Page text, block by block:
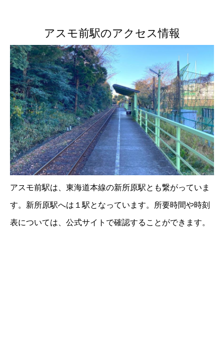
アスモ前駅のアクセス情報
アスモ前駅は、東海道本線の新所原駅とも繋がっていま
す。新所原駅へは１駅となっています。所要時間や時刻
表については、公式サイトで確認することができます。